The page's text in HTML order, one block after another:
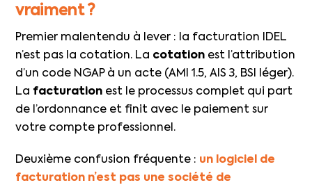
vraiment ?
Premier malentendu à lever : la facturation IDEL
n’est pas la cotation. La cotation est l’attribution
d’un code NGAP à un acte (AMI 1.5, AIS 3, BSI léger).
La facturation est le processus complet qui part
de l’ordonnance et finit avec le paiement sur
votre compte professionnel.
Deuxième confusion fréquente : un logiciel de
facturation n’est pas une société de